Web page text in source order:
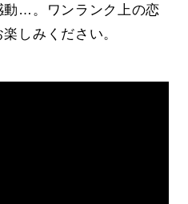
動…。ワンランク上の恋
しみください。